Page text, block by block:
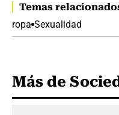
Temas
ropa Sexualidad
Más de